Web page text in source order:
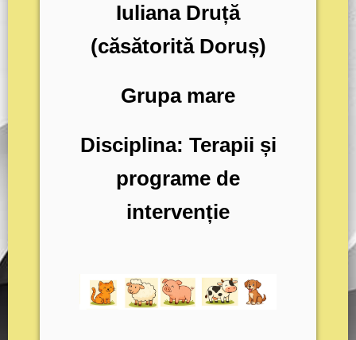
Iuliana Druță
(căsătorită Doruș)
Grupa mare
Disciplina: Terapii și
programe de
intervenție